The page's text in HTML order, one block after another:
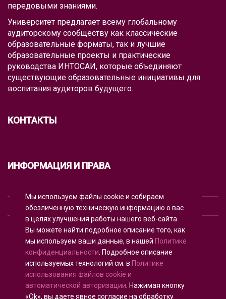
передовыми знаниями.
Университет предлагает всему глобальному
аудиторскому сообществу как классические
образовательные форматы, так и лучшие
образовательные проекты и практические
руководства ИНТОСАИ, которые объединяют
существующие образовательные инициативы для
воспитания аудиторов будущего.
КОНТАКТЫ
ИНФОРМАЦИЯ И ПРАВА
ПОЛИТИКА КОНФИДЕНЦИАЛЬНОСТИ
ИСПОЛЬЗОВАНИЕ COOKIE
Русский
Мы используем файлы cookie и собираем
обезличенную техническую информацию о вас
в целях улучшения работы нашего веб-сайта.
Вы можете найти подробное описание того, как
мы используем ваши данные, в нашей Политике
конфиденциальности . Подробное описание
используемых технологий см. в Политике
использования файлов cookie и
автоматической авторизации . Нажимая кнопку
«Ok», вы даете явное согласие на обработку